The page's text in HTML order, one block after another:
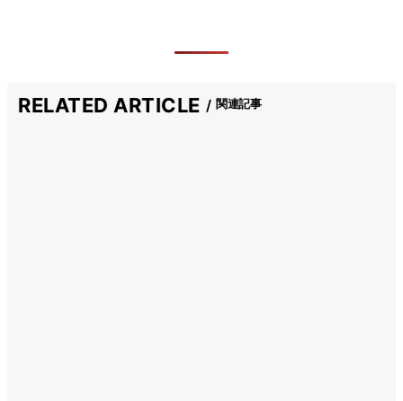
RELATED ARTICLE 関連記事